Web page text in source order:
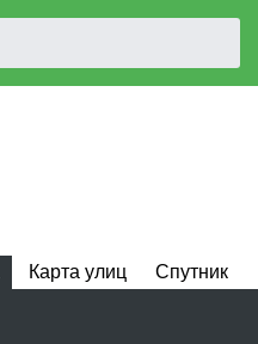
Карта улиц Спутник